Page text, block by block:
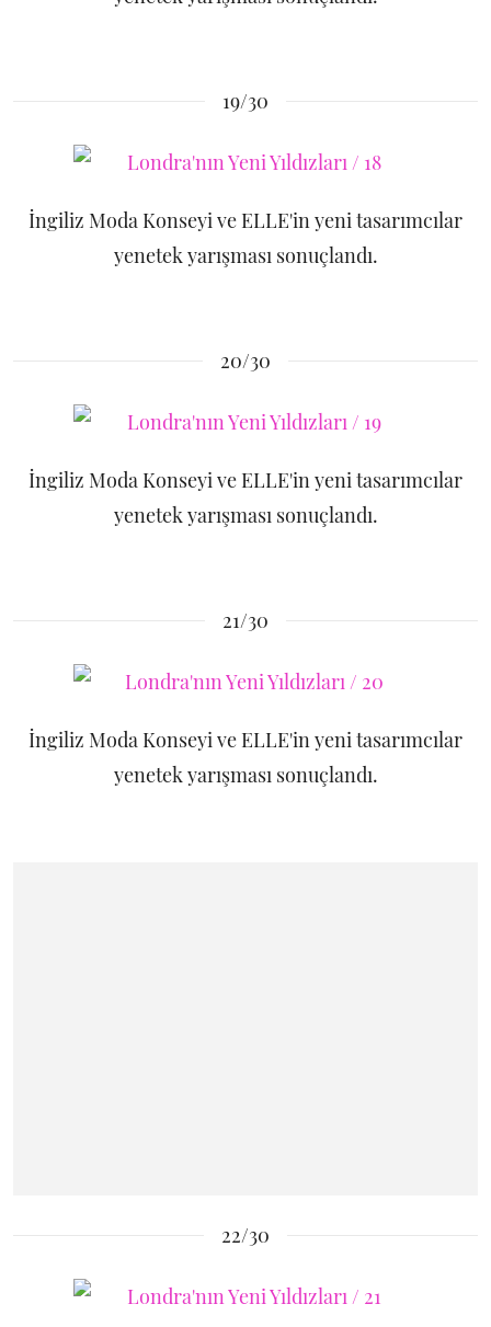
19/30
İngiliz Moda Konseyi ve ELLE'in yeni tasarımcılar
yenetek yarışması sonuçlandı.
20/30
İngiliz Moda Konseyi ve ELLE'in yeni tasarımcılar
yenetek yarışması sonuçlandı.
21/30
İngiliz Moda Konseyi ve ELLE'in yeni tasarımcılar
yenetek yarışması sonuçlandı.
22/30